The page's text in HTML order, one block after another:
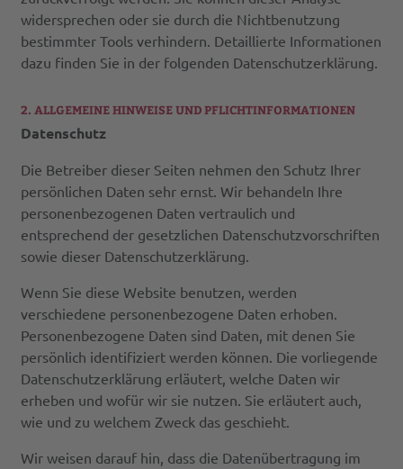
widersprechen oder sie durch die Nichtbenutzung
bestimmter Tools verhindern. Detaillierte Informationen
dazu finden Sie in der folgenden Datenschutzerklärung.
2. ALLGEMEINE HINWEISE UND PFLICHTINFORMATIONEN
Datenschutz
Die Betreiber dieser Seiten nehmen den Schutz Ihrer
persönlichen Daten sehr ernst. Wir behandeln Ihre
personenbezogenen Daten vertraulich und
entsprechend der gesetzlichen Datenschutzvorschriften
sowie dieser Datenschutzerklärung.
Wenn Sie diese Website benutzen, werden
verschiedene personenbezogene Daten erhoben.
Personenbezogene Daten sind Daten, mit denen Sie
persönlich identifiziert werden können. Die vorliegende
Datenschutzerklärung erläutert, welche Daten wir
erheben und wofür wir sie nutzen. Sie erläutert auch,
wie und zu welchem Zweck das geschieht.
Wir weisen darauf hin, dass die Datenübertragung im